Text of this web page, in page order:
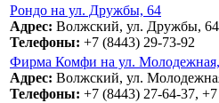
Рондо на ул. Дружбы, 64
Адрес: Волжский, ул. Дружбы, 64
Телефоны: +7 (8443) 29-73-92
Фирма Комфи на ул.
Адрес: Волжский, ул.
Телефоны: +7 (8443) 27-64-37,